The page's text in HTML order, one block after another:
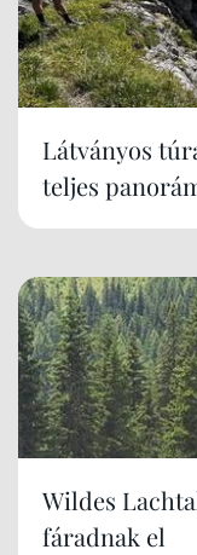
Látványos
teljes
Wildes
fáradnak el